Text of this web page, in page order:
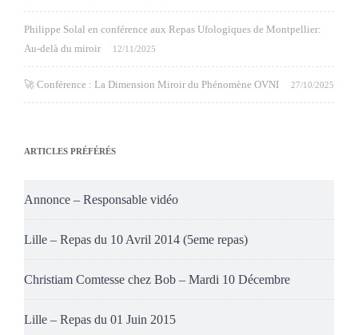
Philippe Solal en conférence aux Repas Ufologiques de Montpellier:
Au-delà du miroir
12/11/2025
🚀 Conférence : La Dimension Miroir du Phénomène OVNI 27/10/2025
ARTICLES PRÉFÉRÉS
Annonce – Responsable vidéo
Lille – Repas du 10 Avril 2014 (5eme repas)
Christiam Comtesse chez Bob – Mardi 10 Décembre
Lille – Repas du 01 Juin 2015